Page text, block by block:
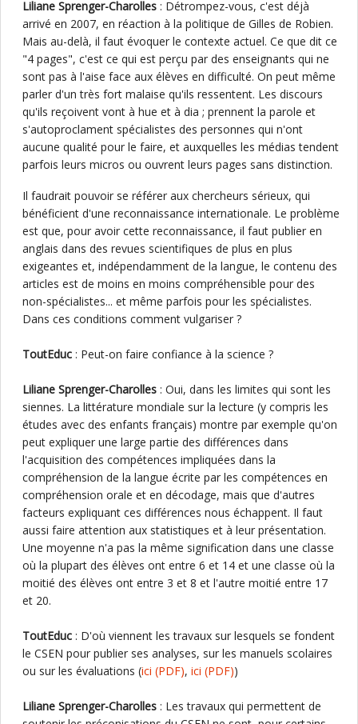
Liliane Sprenger-Charolles : Détrompez-vous, c'est déjà
arrivé en 2007, en réaction à la politique de Gilles de Robien.
Mais au-delà, il faut évoquer le contexte actuel. Ce que dit ce
"4 pages", c'est ce qui est perçu par des enseignants qui ne
sont pas à l'aise face aux élèves en difficulté. On peut même
parler d'un très fort malaise qu'ils ressentent. Les discours
qu'ils reçoivent vont à hue et à dia ; prennent la parole et
s'autoproclament spécialistes des personnes qui n'ont
aucune qualité pour le faire, et auxquelles les médias tendent
parfois leurs micros ou ouvrent leurs pages sans distinction.
Il faudrait pouvoir se référer aux chercheurs sérieux, qui
bénéficient d'une reconnaissance internationale. Le problème
est que, pour avoir cette reconnaissance, il faut publier en
anglais dans des revues scientifiques de plus en plus
exigeantes et, indépendamment de la langue, le contenu des
articles est de moins en moins compréhensible pour des
non-spécialistes... et même parfois pour les spécialistes.
Dans ces conditions comment vulgariser ?
ToutEduc : Peut-on faire confiance à la science ?
Liliane Sprenger-Charolles : Oui, dans les limites qui sont les
siennes. La littérature mondiale sur la lecture (y compris les
études avec des enfants français) montre par exemple qu'on
peut expliquer une large partie des différences dans
l'acquisition des compétences impliquées dans la
compréhension de la langue écrite par les compétences en
compréhension orale et en décodage, mais que d'autres
facteurs expliquant ces différences nous échappent. Il faut
aussi faire attention aux statistiques et à leur présentation.
Une moyenne n'a pas la même signification dans une classe
où la plupart des élèves ont entre 6 et 14 et une classe où la
moitié des élèves ont entre 3 et 8 et l'autre moitié entre 17
et 20.
ToutEduc : D'où viennent les travaux sur lesquels se fondent
le CSEN pour publier ses analyses, sur les manuels scolaires
ou sur les évaluations (ici (PDF), ici (PDF))
Liliane Sprenger-Charolles : Les travaux qui permettent de